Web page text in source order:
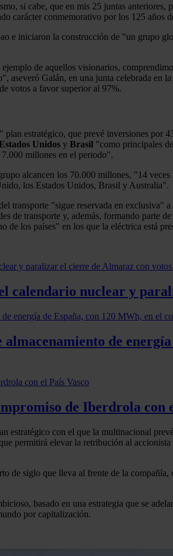
si cabe, que en mis 25 juntas
carácter conmemorativo por los 125 años
e iniciaron la construcción de "un grupo
de aquellos visionarios,
Galán, en una junta celebrada en
votos a favor superior al 97%.
estratégico, que prevé inversiones por
Unidos y Brasil "como principales
7.000 millones en el periodo".
alcancen los 70.000 millones, "14
los Estados Unidos, Brasil y Australia".
transporte "sigue reservada en
de transporte y, además, formando parte
de los países" en los que la eléctrica está
calendario nuclear y
de
de Iberdrola con
estratégico con el que la multinacional
permitirá elevar la retribución al
de siglo que lleva al frente de la
basado en una estrategia que se
por capitalización.